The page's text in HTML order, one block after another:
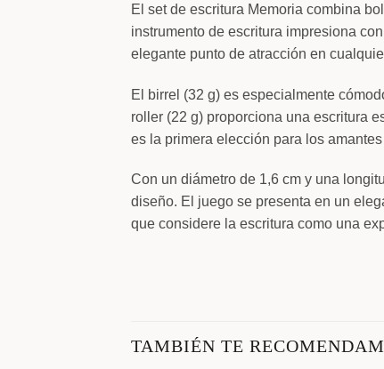
El set de escritura Memoria combina
instrumento de escritura impresiona
elegante punto de atracción en
El birrel (32 g) es especialmente
roller (22 g) proporciona una escritura
es la primera elección para los
Con un diámetro de 1,6 cm y una
diseño. El juego se presenta en un
que considere la escritura como una
TAMBIÉN TE